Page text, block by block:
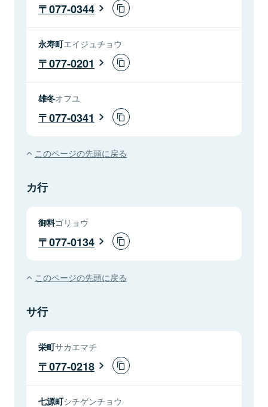
077-0344
永寿町エイジュチョウ
077-0201
雄冬オフユ
077-0341
このページの先頭に戻る
カ行
御料ゴリョウ
077-0134
このページの先頭に戻る
サ行
栄町サカエマチ
077-0218
七源町シチゲンチョウ